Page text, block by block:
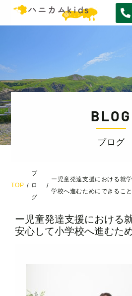
BLOG
ブログ
TOP /
ブ
ロ
グ
/
ー児童発達支援における就
学校へ進むためにできるこ
ー児童発達支援における
安心して小学校へ進むた